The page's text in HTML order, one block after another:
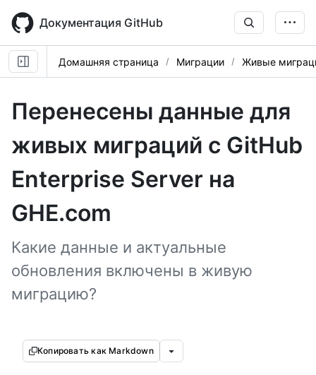
main
content
Документация GitHub
Домашняя страница Миграции Живые
Перенесены данные для
живых миграций с GitHub
Enterprise Server на
GHE.com
Какие данные и актуальные
обновления включены в живую
миграцию?
Копировать как Markdown